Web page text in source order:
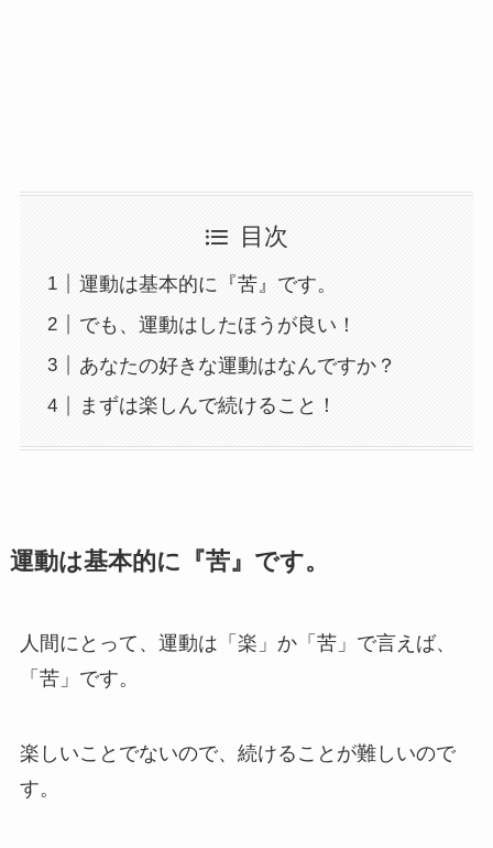
目次
運動は基本的に『苦』です。
でも、運動はしたほうが良い！
あなたの好きな運動はなんですか？
まずは楽しんで続けること！
運動は基本的に『苦』です。
人間にとって、運動は「楽」か「苦」で言えば、
「苦」です。
楽しいことでないので、続けることが難しいので
す。